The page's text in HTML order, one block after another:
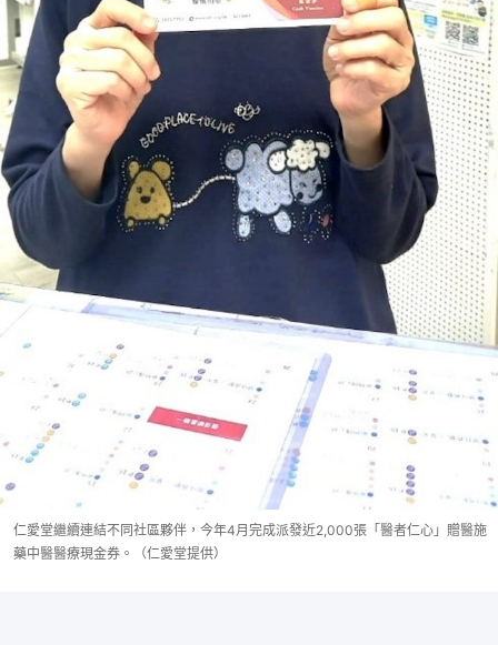
仁愛堂繼續連結不同社區夥伴，今年4月完成派發近2,000張「醫者仁心」贈醫施
藥中醫醫療現金券。（仁愛堂提供）